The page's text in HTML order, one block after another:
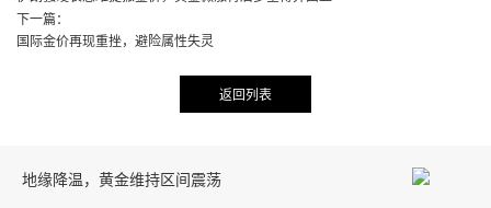
下一篇：
国际金价再现重挫，避险属性失灵
返回列表
地缘降温，黄金维持区间震荡